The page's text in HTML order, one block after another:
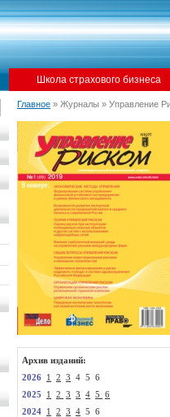
Школа страхового бизнеса
Главное » Журналы » Управление
Архив изданий:
2026
1 2 3 4 5 6
2025
1 2 3 3 4 5
6
2024
1 2 3 4 5 6